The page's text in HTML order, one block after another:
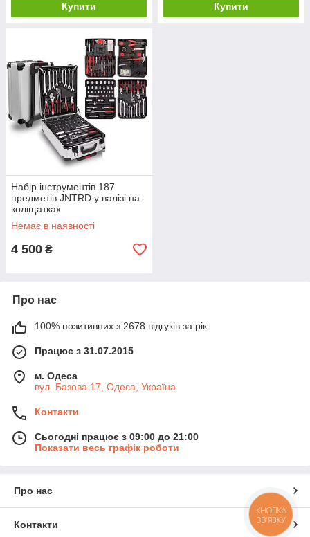
Купити Купити
Набір інструментів 187
предметів JNTRD у валізі на
коліщатках
Немає в наявності
4 500 ₴
Про нас
100% позитивних з 2678 відгуків за рік
Працює з 31.07.2015
м. Одеса
вул. Базова 17, Одеса, Україна
Контакти
Сьогодні працює з 09:00 до 21:00
Показати весь графік роботи
Про нас
Контакти
КНОПКА
ЗВ'ЯЗКУ